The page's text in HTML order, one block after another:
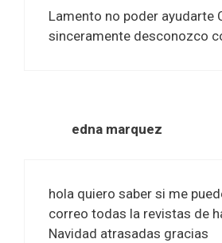
Lamento no poder ayudarte
sinceramente desconozco
edna marquez
hola quiero saber si me
correo todas la revistas de
Navidad atrasadas gracias